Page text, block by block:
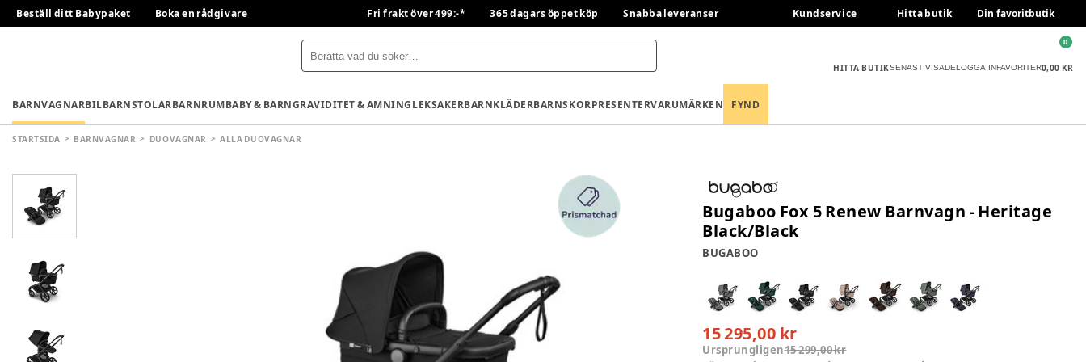
Beställ ditt Babypaket Boka en rådgivare Fri frakt över 499:-* 365 dagars öppet köp Snabba leveranser Kundservice Hitta butik Din favoritbutik
HITTA BUTIKSENAST VISADELOGGA INFAVORITER0,00 KR
0
BARNVAGNARBILBARNSTOLARBARNRUMBABY & BARNGRAVIDITET & AMNINGLEKSAKERBARNKLÄDERBARNSKORPRESENTERVARUMÄRKEN FYND
STARTSIDA BARNVAGNAR DUOVAGNAR ALLA DUOVAGNAR
Bugaboo Fox 5 Renew Barnvagn - Heritage
Black/Black
BUGABOO
15 295,00 kr
Ursprungligen15 299,00 kr